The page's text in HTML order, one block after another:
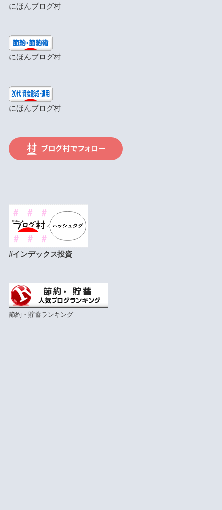
にほんブログ村
にほんブログ村
にほんブログ村
#インデックス投資
節約・貯蓄ランキング